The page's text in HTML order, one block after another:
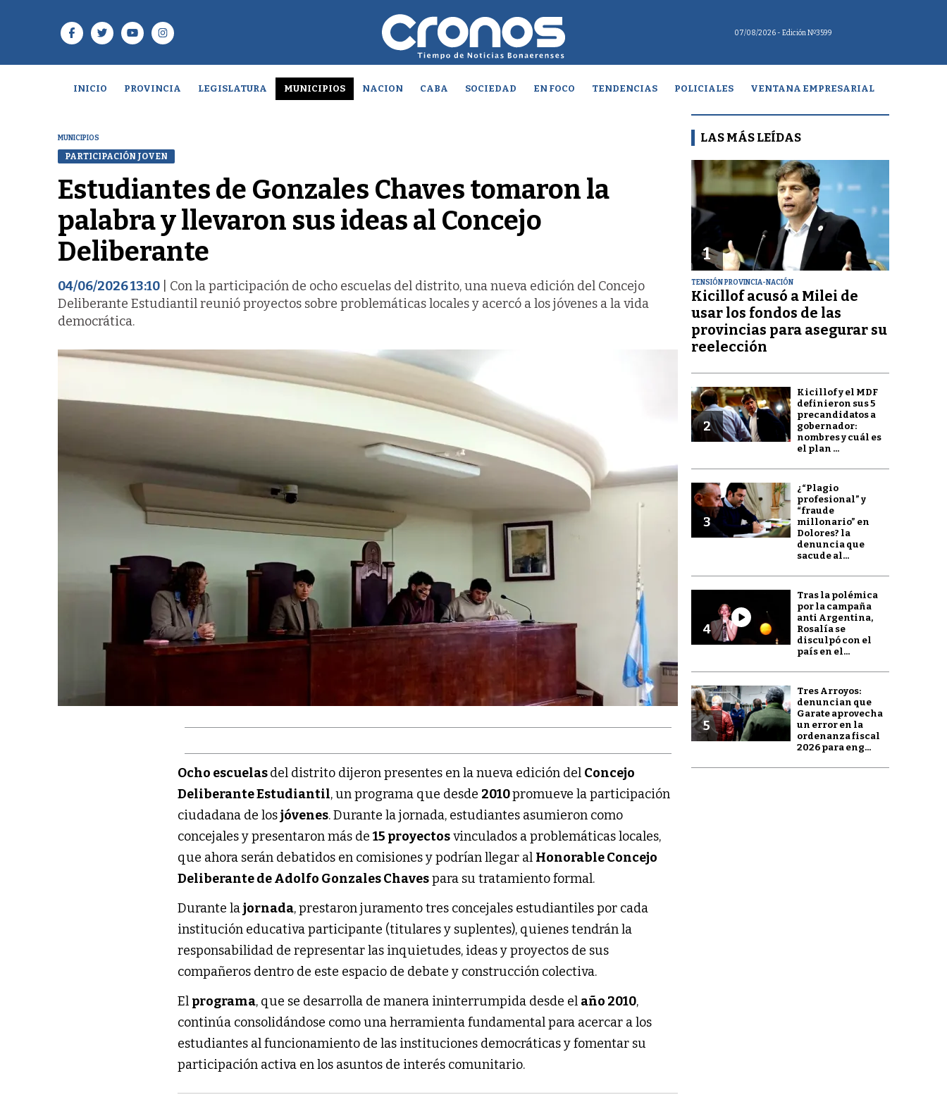
07/08/2026 - Edición Nº3599
INICIO PROVINCIA LEGISLATURA MUNICIPIOS NACION CABA SOCIEDAD EN FOCO TENDENCIAS POLICIALES VENTANA EMPRESARIAL
MUNICIPIOS
PARTICIPACIÓN JOVEN
Estudiantes de Gonzales Chaves tomaron la
palabra y llevaron sus ideas al Concejo
Deliberante
04/06/2026 13:10 | Con la participación de ocho escuelas del distrito, una nueva edición del Concejo
Deliberante Estudiantil reunió proyectos sobre problemáticas locales y acercó a los jóvenes a la vida
democrática.
Ocho escuelasdel distrito dijeron presentes en la nueva edición del Concejo
Deliberante Estudiantil, un programa que desde 2010promueve la participación
ciudadana de losjóvenes. Durante la jornada, estudiantes asumieron como
concejales y presentaron más de15 proyectosvinculados a problemáticas locales,
que ahora serán debatidos en comisiones y podrían llegar al Honorable Concejo
Deliberante de Adolfo Gonzales Chavespara su tratamiento formal.
Durante lajornada, prestaron juramento tres concejales estudiantiles por cada
institución educativa participante (titulares y suplentes), quienes tendrán la
responsabilidad de representar las inquietudes, ideas y proyectos de sus
compañeros dentro de este espacio de debate y construcción colectiva.
El programa, que se desarrolla de manera ininterrumpida desde el año 2010,
continúa consolidándose como una herramienta fundamental para acercar a los
estudiantes al funcionamiento de las instituciones democráticas y fomentar su
participación activa en los asuntos de interés comunitario.
LAS MÁS LEÍDAS
1
TENSIÓN PROVINCIA-NACIÓN
Kicillof acusó a Milei de
usar los fondos de las
provincias para asegurar su
reelección
2
Kicillof y el MDF
definieron sus 5
precandidatos a
gobernador:
nombres y cuál es
el plan ...
3
¿“Plagio
profesional” y
“fraude
millonario” en
Dolores? la
denuncia que
sacude al...
4
Tras la polémica
por la campaña
anti Argentina,
Rosalía se
disculpó con el
país en el...
5
Tres Arroyos:
denuncian que
Garate aprovecha
un error en la
ordenanza fiscal
2026 para eng...